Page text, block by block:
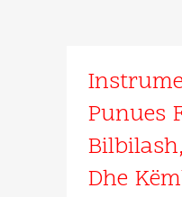
Punues
Dhe